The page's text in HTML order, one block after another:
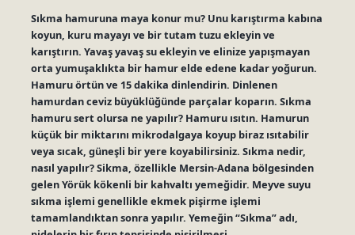
Sıkma hamuruna maya konur mu? Unu karıştırma kabına
koyun, kuru mayayı ve bir tutam tuzu ekleyin ve
karıştırın. Yavaş yavaş su ekleyin ve elinize yapışmayan
orta yumuşaklıkta bir hamur elde edene kadar yoğurun.
Hamuru örtün ve 15 dakika dinlendirin. Dinlenen
hamurdan ceviz büyüklüğünde parçalar koparın. Sıkma
hamuru sert olursa ne yapılır? Hamuru ısıtın. Hamurun
küçük bir miktarını mikrodalgaya koyup biraz ısıtabilir
veya sıcak, güneşli bir yere koyabilirsiniz. Sıkma nedir,
nasıl yapılır? Sikma, özellikle Mersin-Adana bölgesinden
gelen Yörük kökenli bir kahvaltı yemeğidir. Meyve suyu
sıkma işlemi genellikle ekmek pişirme işlemi
tamamlandıktan sonra yapılır. Yemeğin “Sıkma” adı,